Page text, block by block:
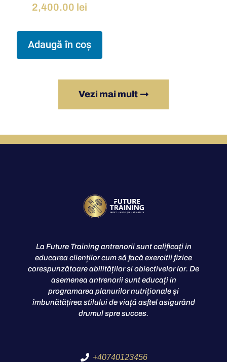
2,400.00 lei
Adaugă în coș
Vezi mai mult
La Future Training antrenorii sunt calificați in
educarea clienților cum să facă exercitii fizice
corespunzătoare abilităților si obiectivelor lor. De
asemenea antrenorii sunt educați in
programarea planurilor nutriționale și
îmbunătățirea stilului de viață asftel asigurând
drumul spre succes.
+40740123456